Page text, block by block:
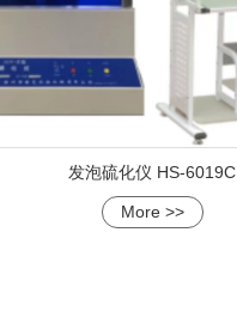
发泡硫化仪 HS-6019C
More >>